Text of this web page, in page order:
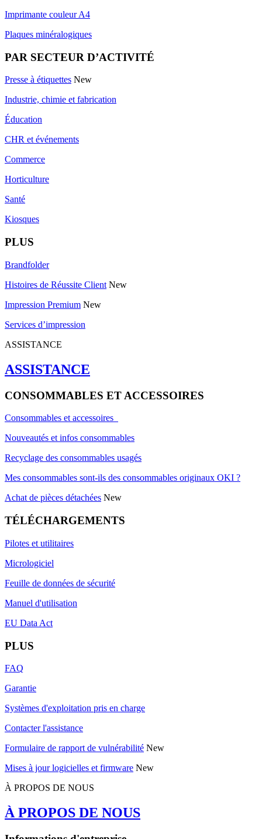
Imprimante couleur A4
Plaques minéralogiques
PAR SECTEUR D’ACTIVITÉ
Presse à étiquettes New
Industrie, chimie et fabrication
Éducation
CHR et événements
Commerce
Horticulture
Santé
Kiosques
PLUS
Brandfolder
Histoires de Réussite Client New
Impression Premium New
Services d’impression
ASSISTANCE
ASSISTANCE
CONSOMMABLES ET ACCESSOIRES
Consommables et accessoires
Nouveautés et infos consommables
Recyclage des consommables usagés
Mes consommables sont-ils des consommables originaux OKI ?
Achat de pièces détachées New
TÉLÉCHARGEMENTS
Pilotes et utilitaires
Micrologiciel
Feuille de données de sécurité
Manuel d'utilisation
EU Data Act
PLUS
FAQ
Garantie
Systèmes d'exploitation pris en charge
Contacter l'assistance
Formulaire de rapport de vulnérabilité New
Mises à jour logicielles et firmware New
À PROPOS DE NOUS
À PROPOS DE NOUS